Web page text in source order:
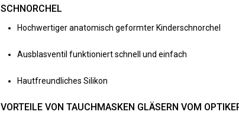
SCHNORCHEL
Hochwertiger anatomisch geformter Kinderschnorchel
Ausblasventil funktioniert schnell und einfach
Hautfreundliches Silikon
VORTEILE VON TAUCHMASKEN GLÄSERN VOM